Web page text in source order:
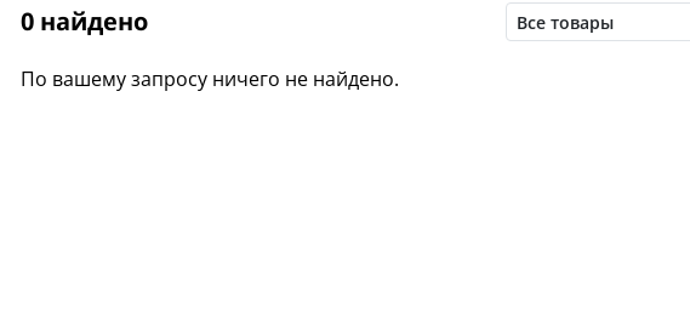
Для саксофона альт (Meyer) Для саксофона альт (Vandoren)
Для
сопрано Для саксофона тенор
0 найдено
По вашему запросу ничего не найдено.